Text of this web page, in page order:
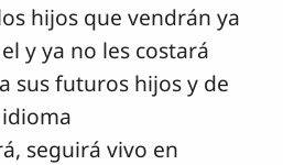
hijos que vendrán ya
y ya no les costará
sus futuros hijos y de
seguirá vivo en